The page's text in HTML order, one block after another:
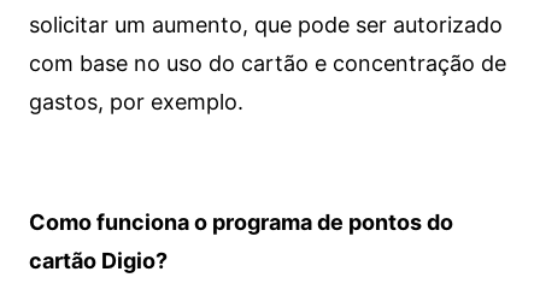
solicitar um aumento, que pode ser autorizado
com base no uso do cartão e concentração de
gastos, por exemplo.
Como funciona o programa de pontos do
cartão Digio?